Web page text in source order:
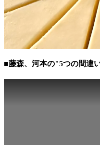
■藤森、河本の"5つの間違